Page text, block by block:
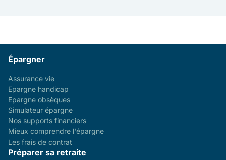
Épargner
Assurance vie
Epargne handicap
Epargne obsèques
Simulateur épargne
Nos supports financiers
Mieux comprendre l'épargne
Les frais de contrat
Préparer sa retraite